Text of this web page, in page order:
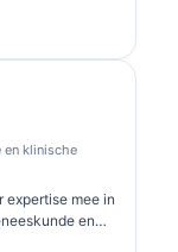
klinische
over
en klinische
expertise mee in
en
van de